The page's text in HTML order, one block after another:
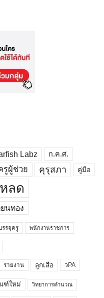
Labz ก.ค.ศ.
รูผู้ช่วย คุรุสภา คู่มือ
ลด
นทอง
รรจุครู พนักงานราชการ
รายงาน ลูกเสือ วPA
ฑ์ใหม่ วิทยาการคำนวณ